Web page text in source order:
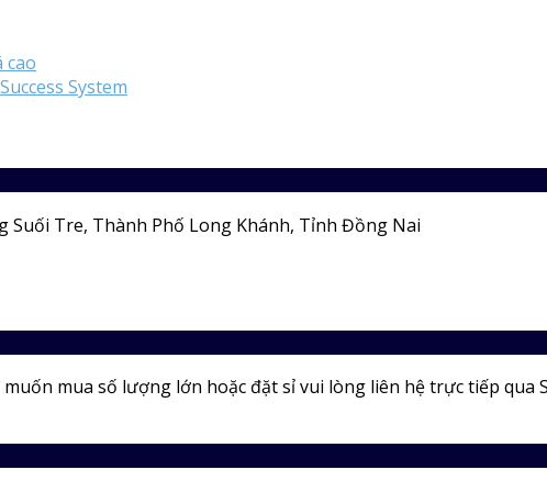
cao
System
Tre, Thành Phố Long Khánh, Tỉnh Đồng Nai
mua số lượng lớn hoặc đặt sỉ vui lòng liên hệ trực tiếp qua